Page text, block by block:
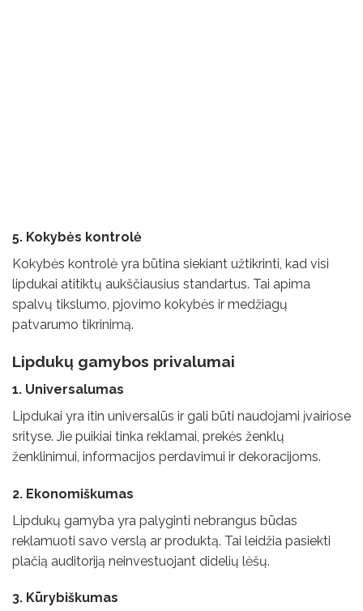
5. Kokybės kontrolė
Kokybės kontrolė yra būtina siekiant užtikrinti, kad visi
lipdukai atitiktų aukščiausius standartus. Tai apima
spalvų tikslumo, pjovimo kokybės ir medžiagų
patvarumo tikrinimą.
Lipdukų gamybos privalumai
1. Universalumas
Lipdukai yra itin universalūs ir gali būti naudojami įvairiose
srityse. Jie puikiai tinka reklamai, prekės ženklų
ženklinimui, informacijos perdavimui ir dekoracijoms.
2. Ekonomiškumas
Lipdukų gamyba yra palyginti nebrangus būdas
reklamuoti savo verslą ar produktą. Tai leidžia pasiekti
plačią auditoriją neinvestuojant didelių lėšų.
3. Kūrybiškumas